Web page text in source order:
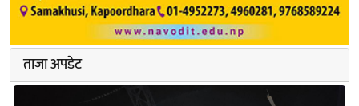
ताजा अपडेट